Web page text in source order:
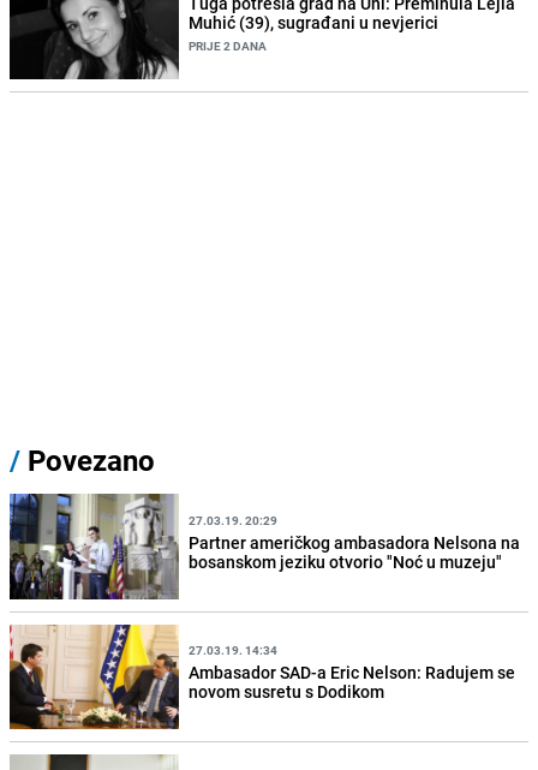
Muhić (39), sugrađani u nevjerici
PRIJE 2 DANA
/ Povezano
27.03.19. 20:29
Partner američkog ambasadora Nelsona na
bosanskom jeziku otvorio "Noć u muzeju"
27.03.19. 14:34
Ambasador SAD-a Eric Nelson: Radujem se
novom susretu s Dodikom